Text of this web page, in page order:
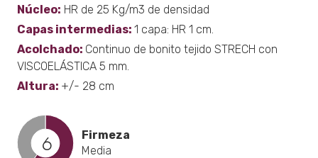
Núcleo: HR de 25 Kg/m3 de densidad
Capas intermedias: 1 capa: HR 1 cm.
Acolchado: Continuo de bonito tejido STRECH con
VISCOELÁSTICA 5 mm.
Altura: +/- 28 cm
6
Firmeza
Media